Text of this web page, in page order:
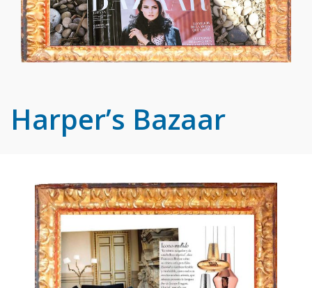
Harper’s Bazaar